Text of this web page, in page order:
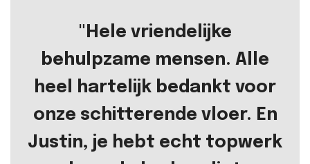
"Hele vriendelijke
behulpzame mensen. Alle
heel hartelijk bedankt voor
onze schitterende vloer. En
Justin, je hebt echt topwerk